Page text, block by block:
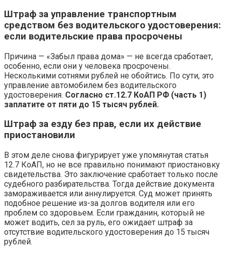
Штраф за управление транспортным
средством без водительского удостоверения:
если водительские права просрочены
Причина — «Забыл права дома» — не всегда сработает,
особенно, если они у человека просрочены.
Несколькими сотнями рублей не обойтись. По сути, это
управление автомобилем без водительского
удостоверения. Согласно ст.12.7 КоАП РФ (часть 1)
заплатите от пяти до 15 тысяч рублей.
Штраф за езду без прав, если их действие
приостановили
В этом деле снова фигурирует уже упомянутая статья
12.7 КоАП, но не все правильно понимают приостановку
свидетельства. Это заключение сработает только после
судебного разбирательства. Тогда действие документа
замораживается или аннулируется. Суд может принять
подобное решение из-за долгов водителя или его
проблем со здоровьем. Если гражданин, который не
может водить, сел за руль, его ожидает штраф за
отсутствие водительского удостоверения до 15 тысяч
рублей.